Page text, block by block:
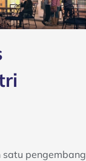
pengembang